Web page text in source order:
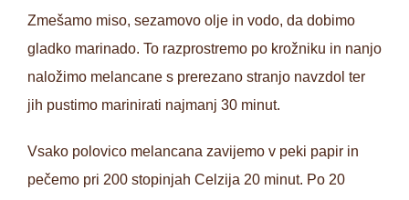
Zmešamo miso, sezamovo olje in vodo, da dobimo
gladko marinado. To razprostremo po krožniku in nanjo
naložimo melancane s prerezano stranjo navzdol ter
jih pustimo marinirati najmanj 30 minut.
Vsako polovico melancana zavijemo v peki papir in
pečemo pri 200 stopinjah Celzija 20 minut. Po 20